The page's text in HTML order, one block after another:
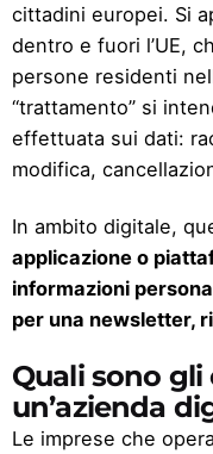
cittadini europei. Si
dentro e fuori l’UE,
persone residenti
“trattamento” si
effettuata sui dati:
modifica,
In ambito digitale,
applicazione o
informazioni
per una newsletter,
Quali sono
un’azienda
Le imprese che